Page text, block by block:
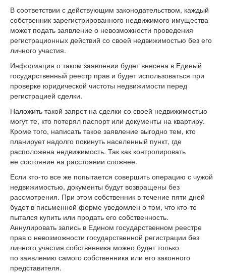
В соответствии с действующим законодательством, каждый
собственник зарегистрированного недвижимого имущества
может подать заявление о невозможности проведения
регистрационных действий со своей недвижимостью без его
личного участия.
Информация о таком заявлении будет внесена в Единый
государственный реестр прав и будет использоваться при
проверке юридической чистоты недвижимости перед
регистрацией сделки.
Наложить такой запрет на сделки со своей недвижимостью
могут те, кто потерял паспорт или документы на квартиру.
Кроме того, написать такое заявление выгодно тем, кто
планирует надолго покинуть населенный пункт, где
расположена недвижимость. Так как контролировать
ее состояние на расстоянии сложнее.
Если кто-то все же попытается совершить операцию с чужой
недвижимостью, документы будут возвращены без
рассмотрения. При этом собственник в течение пяти дней
будет в письменной форме уведомлен о том, что кто-то
пытался купить или продать его собственность.
Аннулировать запись в Едином государственном реестре
прав о невозможности государственной регистрации без
личного участия собственника можно будет только
по заявлению самого собственника или его законного
представителя.